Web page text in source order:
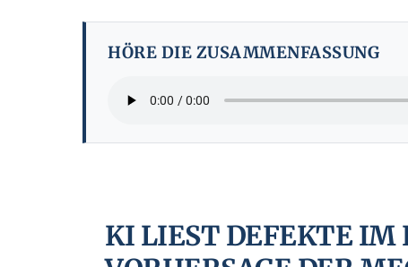
HÖRE DIE ZUSAMMENFASSUNG
KI LIEST DEFEKTE IM